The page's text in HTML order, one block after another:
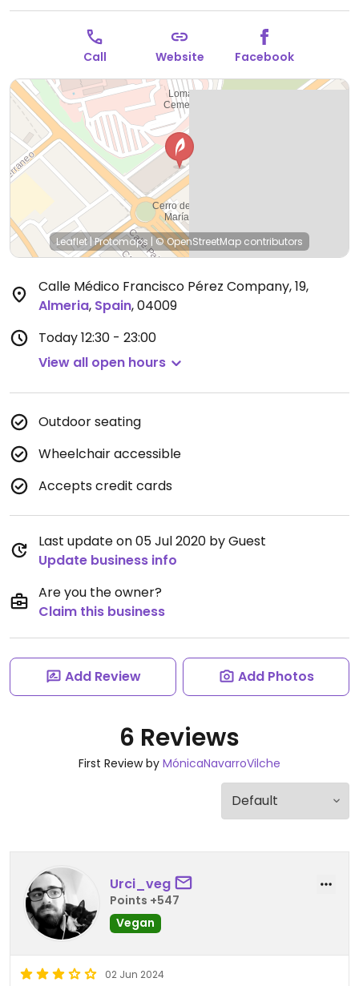
ramen, tofu curry, vegetable gyoza, edamame,
papaya rolls, and wakame salad.
Open Mon-Sun
Call Website Facebook
Leaflet|Protomaps | © OpenStreetMap contributors
Calle Médico Francisco Pérez Company, 19,
Almeria, Spain,04009
Today12:30 - 23:00
View all open hours
Outdoor seating
Wheelchair accessible
Accepts credit cards
Last update on 05 Jul 2020 by Guest
Update business info
Are you the owner?
Claim this business
Add Review Add Photos
6 Reviews
First Review by MónicaNavarroVilche
Urci_veg
Points +547
Vegan
02 Jun 2024